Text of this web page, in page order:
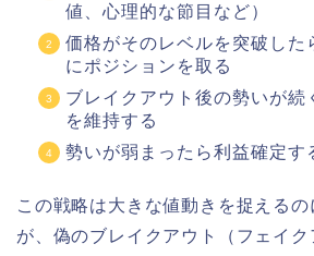
値、心理的な節目など）
価格がそのレベルを突破した
にポジションを取る
ブレイクアウト後の勢いが続
を維持する
勢いが弱まったら利益確定す
この戦略は大きな値動きを捉える
が、偽のブレイクアウト（フェイ